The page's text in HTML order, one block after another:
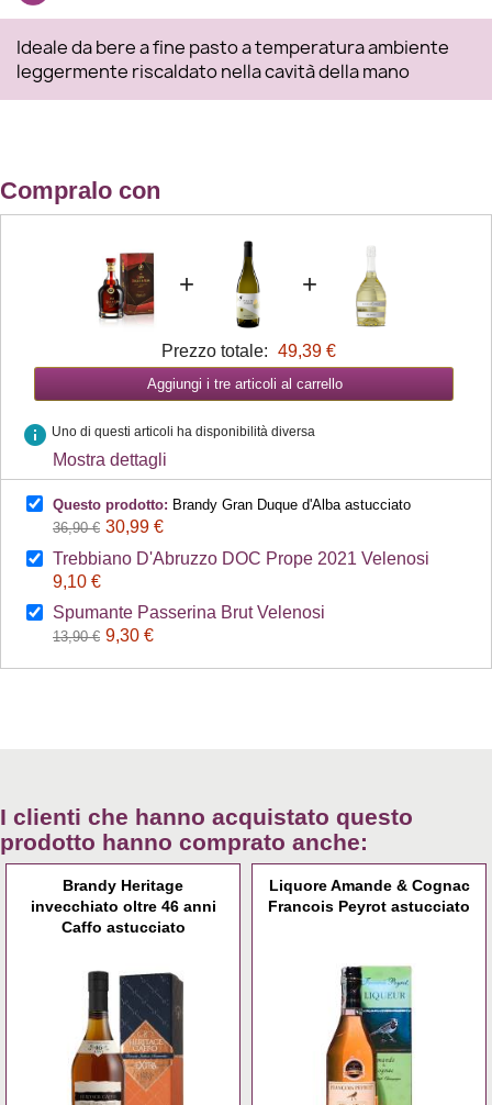
Ideale da bere a fine pasto a temperatura ambiente
leggermente riscaldato nella cavità della mano
Compralo con
+ +
Prezzo totale: 49,39 €
Aggiungi i tre articoli al carrello
info Uno di questi articoli ha disponibilità diversa
Mostra dettagli
Questo prodotto: Brandy Gran Duque d'Alba astucciato
36,90 € 30,99 €
Trebbiano D'Abruzzo DOC Prope 2021 Velenosi
9,10 €
Spumante Passerina Brut Velenosi
13,90 € 9,30 €
I clienti che hanno acquistato questo
prodotto hanno comprato anche:
Brandy Heritage
invecchiato oltre 46 anni
Caffo astucciato
Liquore Amande & Cognac
Francois Peyrot astucciato